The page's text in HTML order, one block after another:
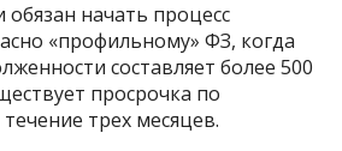
начать процесс
«профильному» ФЗ, когда
составляет более 500
просрочка по
трех месяцев.